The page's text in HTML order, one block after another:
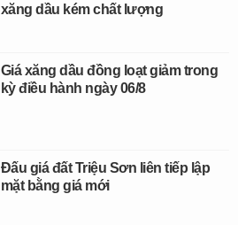
xăng dầu kém chất lượng
Giá xăng dầu đồng loạt giảm trong
kỳ điều hành ngày 06/8
Đấu giá đất Triệu Sơn liên tiếp lập
mặt bằng giá mới